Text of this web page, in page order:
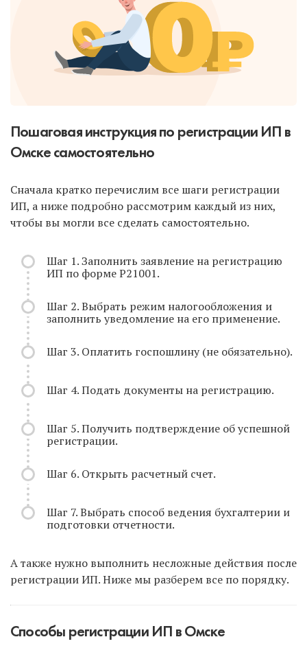
Пошаговая инструкция по регистрации ИП в
Омске самостоятельно
Сначала кратко перечислим все шаги регистрации
ИП, а ниже подробно рассмотрим каждый из них,
чтобы вы могли все сделать самостоятельно.
Шаг 1. Заполнить заявление на регистрацию
ИП по форме Р21001.
Шаг 2. Выбрать режим налогообложения и
заполнить уведомление на его применение.
Шаг 3. Оплатить госпошлину (не обязательно).
Шаг 4. Подать документы на регистрацию.
Шаг 5. Получить подтверждение об успешной
регистрации.
Шаг 6. Открыть расчетный счет.
Шаг 7. Выбрать способ ведения бухгалтерии и
подготовки отчетности.
А также нужно выполнить несложные действия после
регистрации ИП. Ниже мы разберем все по порядку.
Способы регистрации ИП в Омске